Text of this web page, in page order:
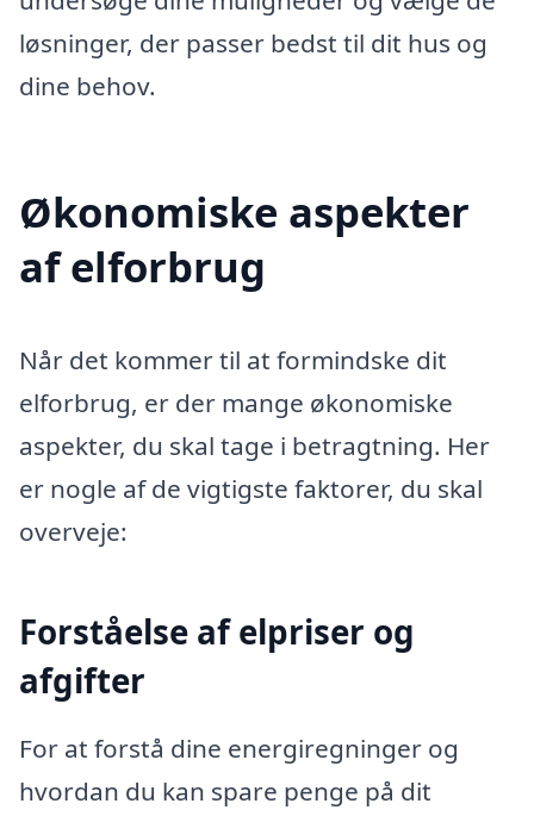
løsninger, der passer bedst til dit hus og
dine behov.
Økonomiske aspekter
af elforbrug
Når det kommer til at formindske dit
elforbrug, er der mange økonomiske
aspekter, du skal tage i betragtning. Her
er nogle af de vigtigste faktorer, du skal
overveje:
Forståelse af elpriser og
afgifter
For at forstå dine energiregninger og
hvordan du kan spare penge på dit